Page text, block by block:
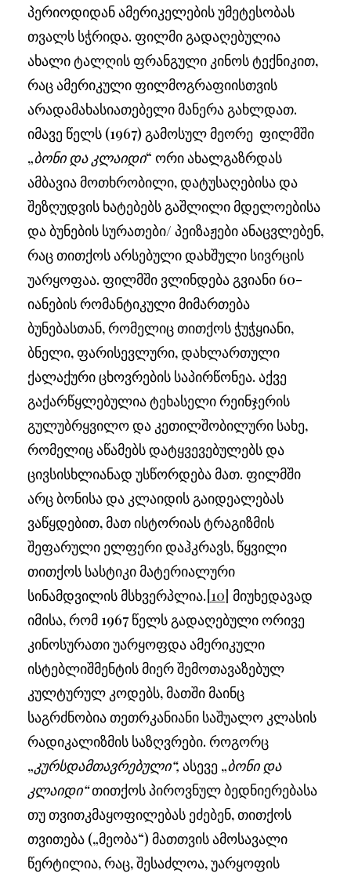
პერიოდიდან ამერიკელების უმეტესობას
თვალს სჭრიდა. ფილმი გადაღებულია
ახალი ტალღის ფრანგული კინოს ტექნიკით,
რაც ამერიკული ფილმოგრაფიისთვის
არადამახასიათებელი მანერა გახლდათ.
იმავე წელს (1967) გამოსულ მეორე ფილმში
„ბონი და კლაიდი“ ორი ახალგაზრდას
ამბავია მოთხრობილი, დატუსაღებისა და
შეზღუდვის ხატებებს გაშლილი მდელოებისა
და ბუნების სურათები/ პეიზაჟები ანაცვლებენ,
რაც თითქოს არსებული დახშული სივრცის
უარყოფაა. ფილმში ვლინდება გვიანი 60-
იანების რომანტიკული მიმართება
ბუნებასთან, რომელიც თითქოს ჭუჭყიანი,
ბნელი, ფარისევლური, დახლართული
ქალაქური ცხოვრების საპირწონეა. აქვე
გაქარწყლებულია ტეხასელი რეინჯერის
გულუბრყვილო და კეთილშობილური სახე,
რომელიც აწამებს დატყვევებულებს და
ცივსისხლიანად უსწორდება მათ. ფილმში
არც ბონისა და კლაიდის გაიდეალებას
ვაწყდებით, მათ ისტორიას ტრაგიზმის
შეფარული ელფერი დაჰკრავს, წყვილი
თითქოს სასტიკი მატერიალური
სინამდვილის მსხვერპლია. [10] მიუხედავად
იმისა, რომ 1967 წელს გადაღებული ორივე
კინოსურათი უარყოფდა ამერიკული
ისტებლიშმენტის მიერ შემოთავაზებულ
კულტურულ კოდებს, მათში მაინც
საგრძნობია თეთრკანიანი საშუალო კლასის
რადიკალიზმის საზღვრები. როგორც
„კურსდამთავრებული“, ასევე „ბონი და
კლაიდი“თითქოს პიროვნულ ბედნიერებასა
თუ თვითკმაყოფილებას ეძებენ, თითქოს
თვითება („მეობა“) მათთვის ამოსავალი
წერტილია, რაც, შესაძლოა, უარყოფის